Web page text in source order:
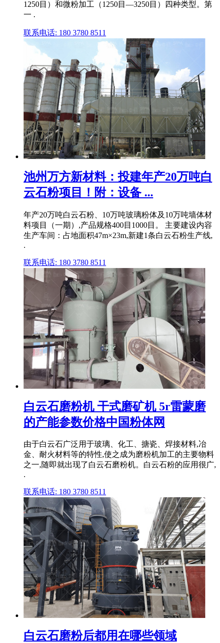
1250目）和微粉加工（1250目―3250目）四种类型。第
一 .
联系电话: 180 3780 8511
池州万方新材料：投建年产20万吨白
云石粉项目！附：设备 ...
年产20万吨白云石粉、10万吨玻璃粉体及10万吨墙体材
料项目（一期）,产品规格400目1000目。 主要建设内容
生产车间：占地面积47m×23m,新建1条白云石粉生产线,
.
联系电话: 180 3780 8511
白云石磨粉机 干式磨矿机 5r雷蒙磨
的产能参数价格中国粉体网
由于白云石广泛用于玻璃、化工、搪瓷、焊接材料,冶
金、耐火材料等的特性,使之成为磨粉机加工的主要物料
之一,随即就出现了白云石磨粉机。白云石粉的应用很广,
.
联系电话: 180 3780 8511
白云石磨粉后都用在哪些领域